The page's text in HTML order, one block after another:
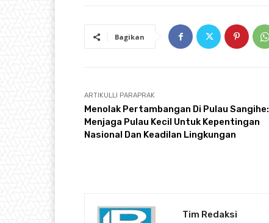
Bagikan
ARTIKULLI PARAPRAK
Menolak Pertambangan Di Pulau Sangihe:
Menjaga Pulau Kecil Untuk Kepentingan
Nasional Dan Keadilan Lingkungan
Tim Redaksi